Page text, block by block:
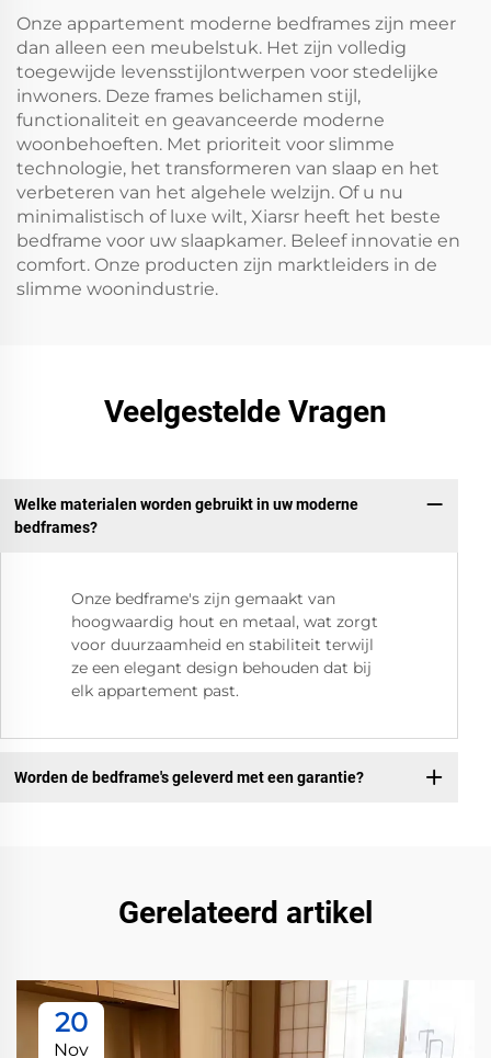
Onze appartement moderne bedframes zijn meer
dan alleen een meubelstuk. Het zijn volledig
toegewijde levensstijlontwerpen voor stedelijke
inwoners. Deze frames belichamen stijl,
functionaliteit en geavanceerde moderne
woonbehoeften. Met prioriteit voor slimme
technologie, het transformeren van slaap en het
verbeteren van het algehele welzijn. Of u nu
minimalistisch of luxe wilt, Xiarsr heeft het beste
bedframe voor uw slaapkamer. Beleef innovatie en
comfort. Onze producten zijn marktleiders in de
slimme woonindustrie.
Veelgestelde Vragen
Welke materialen worden gebruikt in uw moderne
bedframes?
Onze bedframe's zijn gemaakt van
hoogwaardig hout en metaal, wat zorgt
voor duurzaamheid en stabiliteit terwijl
ze een elegant design behouden dat bij
elk appartement past.
Worden de bedframe's geleverd met een garantie?
Gerelateerd artikel
20
Nov